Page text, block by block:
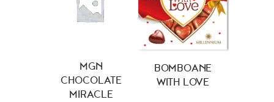
MGN
CHOCOLATE
MIRACLE
BOMBOANE
WITH LOVE